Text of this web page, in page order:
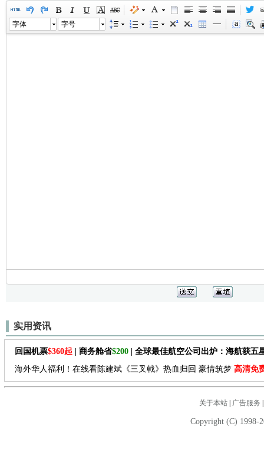
字体 字号
实用资讯
回国机票$360起 | 商务舱省$200 | 全球最佳航空公司出炉：海航获五
海外华人福利！在线看陈建斌《三叉戟》热血归回 豪情筑梦 高清免
关于本站| 广告服务
Copyright (C) 1998-